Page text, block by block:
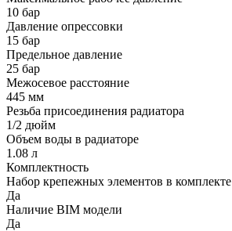
10 бар
Давление опрессовки
15 бар
Предельное давление
25 бар
Межосевое расстояние
445 мм
Резьба присоединения радиатора
1/2 дюйм
Объем воды в радиаторе
1.08 л
Комплектность
Набор крепежных элементов в комплекте
Да
Наличие BIM модели
Да